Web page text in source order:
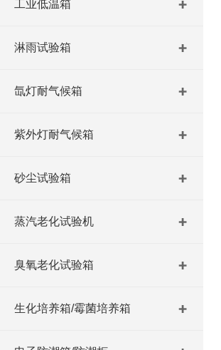
工业低温箱
淋雨试验箱
氙灯耐气候箱
紫外灯耐气候箱
砂尘试验箱
蒸汽老化试验机
臭氧老化试验箱
生化培养箱/霉菌培养箱